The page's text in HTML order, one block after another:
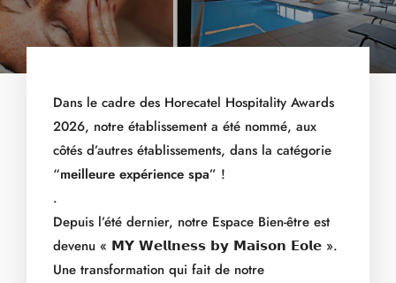
Dans le cadre des Horecatel Hospitality Awards
2026, notre établissement a été nommé, aux
côtés d’autres établissements, dans la catégorie
“meilleure expérience spa” !
.
Depuis l’été dernier, notre Espace Bien-être est
devenu « 𝗠𝗬 𝗪𝗲𝗹𝗹𝗻𝗲𝘀𝘀 𝗯𝘆 𝗠𝗮𝗶𝘀𝗼𝗻 𝗘𝗼𝗹𝗲 ».
Une transformation qui fait de notre